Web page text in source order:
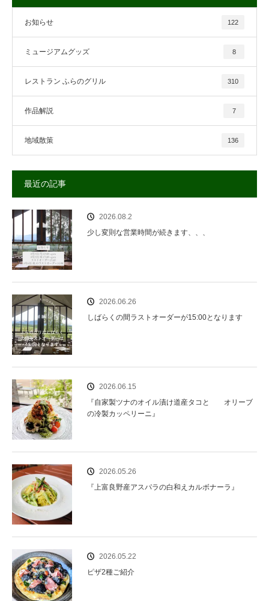
お知らせ 122
ミュージアムグッズ 8
レストラン ふらのグリル 310
作品解説 7
地域散策 136
最近の記事
2026.08.2
少し変則な営業時間が続きます、、、
2026.06.26
しばらくの間ラストオーダーが15:00となります
2026.06.15
『自家製ツナのオイル漬け道産タコと オリーブ
の冷製カッペリーニ』
2026.05.26
『上富良野産アスパラの白和えカルボナーラ』
2026.05.22
ピザ2種ご紹介